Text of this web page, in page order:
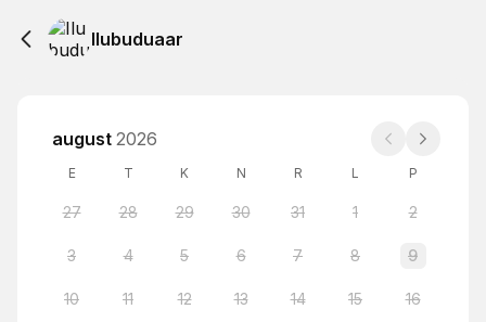
Ilubuduaar
august 2026
E T K N R L P
27 28 29 30 31 1 2
3 4 5 6 7 8 9
10 11 12 13 14 15 16